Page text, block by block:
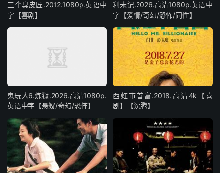
三个臭皮匠.2012.1080p.英语中
字【喜剧】
利未记.2026.高清1080p.英语中
字【爱情/奇幻/恐怖/同性】
鬼玩人6.炼狱.2026.高清1080p.
英语中字【悬疑/奇幻/恐怖】
西虹市首富.2018.高清4k【喜
剧】【沈腾】